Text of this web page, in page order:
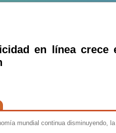
en línea crece
mundial continua disminuyendo,